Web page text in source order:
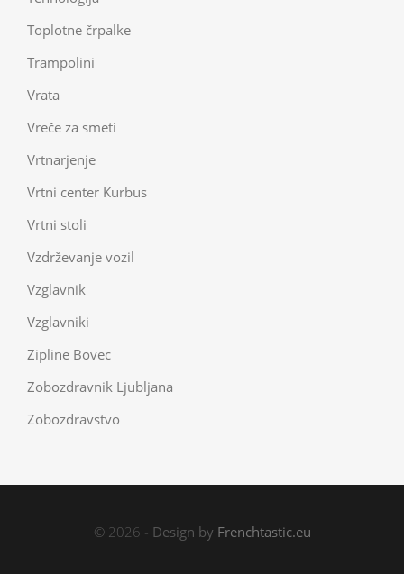
Toplotne črpalke
Trampolini
Vrata
Vreče za smeti
Vrtnarjenje
Vrtni center Kurbus
Vrtni stoli
Vzdrževanje vozil
Vzglavnik
Vzglavniki
Zipline Bovec
Zobozdravnik Ljubljana
Zobozdravstvo
© 2026 - Design by Frenchtastic.eu